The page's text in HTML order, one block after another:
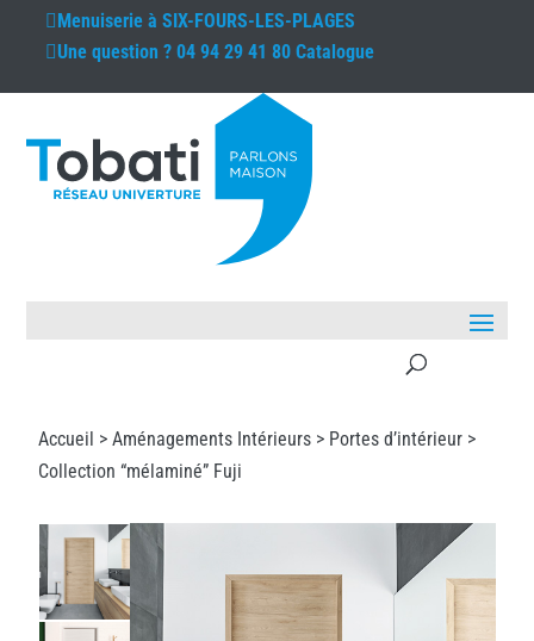
Menuiserie àSIX-FOURS-LES-PLAGES
Une question ?04 94 29 41 80 Catalogue
Accueil > Aménagements Intérieurs > Portes d’intérieur >
Collection “mélaminé” Fuji